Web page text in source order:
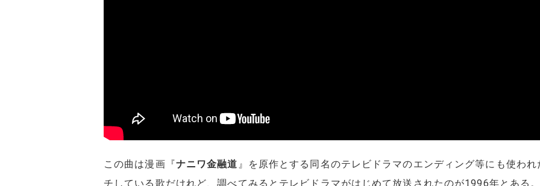
この曲は漫画『ナニワ金融道 』を原作とする同名のテレビドラマのエンディング等にも使わ
チしている歌だけれど、調べてみるとテレビドラマがはじめて放送されたのが1996年とある